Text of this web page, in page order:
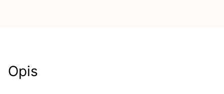
Opis